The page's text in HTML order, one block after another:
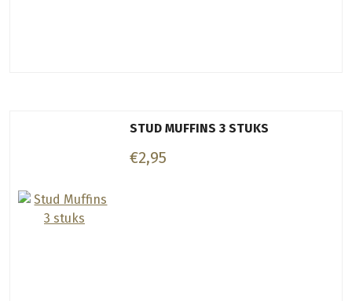
STUD MUFFINS 3 STUKS
€2,95